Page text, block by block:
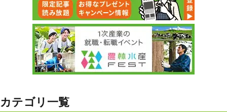
カテゴリ一覧